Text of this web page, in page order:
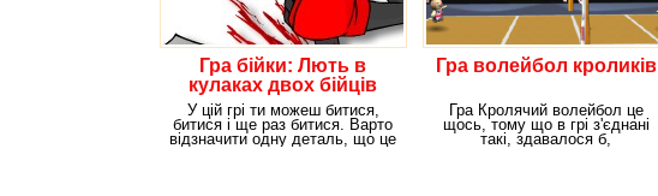
Гра бійки: Лють в
кулаках двох бійців
У цій грі ти можеш битися,
битися і ще раз битися. Варто
відзначити одну деталь, що це
Гра волейбол кроликів
Гра Кролячий волейбол це
щось, тому що в грі з'єднані
такі, здавалося б,